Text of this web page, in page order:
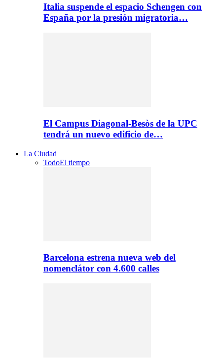
Italia suspende el espacio Schengen con
España por la presión migratoria…
El Campus Diagonal-Besòs de la UPC
tendrá un nuevo edificio de…
La Ciudad
TodoEl tiempo
Barcelona estrena nueva web del
nomenclátor con 4.600 calles